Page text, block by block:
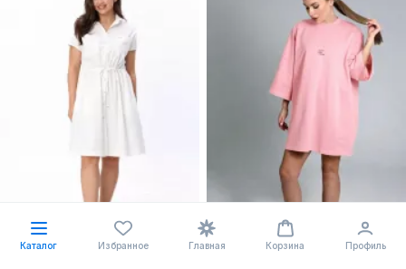
Каталог Избранное Главная Корзина Профиль